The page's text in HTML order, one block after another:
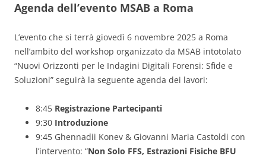
Agenda dell’evento MSAB a Roma
L’evento che si terrà giovedì 6 novembre 2025 a Roma
nell’ambito del workshop organizzato da MSAB intotolato
“Nuovi Orizzonti per le Indagini Digitali Forensi: Sfide e
Soluzioni” seguirà la seguente agenda dei lavori:
8:45 Registrazione Partecipanti
9:30 Introduzione
9:45 Ghennadii Konev & Giovanni Maria Castoldi con
l’intervento: “Non Solo FFS, Estrazioni Fisiche BFU